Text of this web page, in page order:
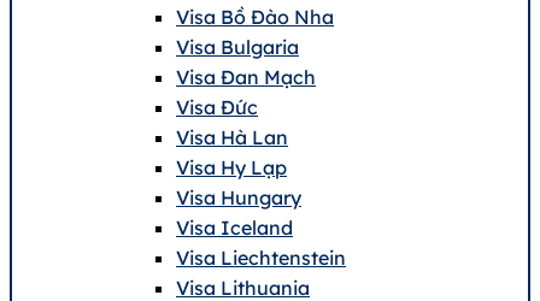
Visa Bồ Đào Nha
Visa Bulgaria
Visa Đan Mạch
Visa Đức
Visa Hà Lan
Visa Hy Lạp
Visa Hungary
Visa Iceland
Visa Liechtenstein
Visa Lithuania